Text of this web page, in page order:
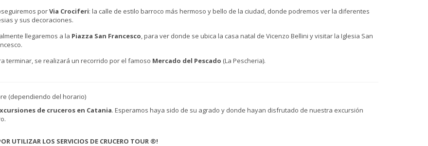
porVia Crociferi: la calle de estilo barroco más hermoso y bello de la ciudad, donde podremos ver la diferentes
y sus decoraciones.
llegaremos a la Piazza San Francesco, para ver donde se ubica la casa natal de Vicenzo Bellini y visitar la Iglesia San
terminar, se realizará un recorrido por el famoso Mercado del Pescado (La Pescheria).
(dependiendo del horario)
de cruceros en Catania. Esperamos haya sido de su agrado y donde hayan disfrutado de nuestra excursión
UTILIZAR LOS SERVICIOS DE CRUCERO TOUR ®!